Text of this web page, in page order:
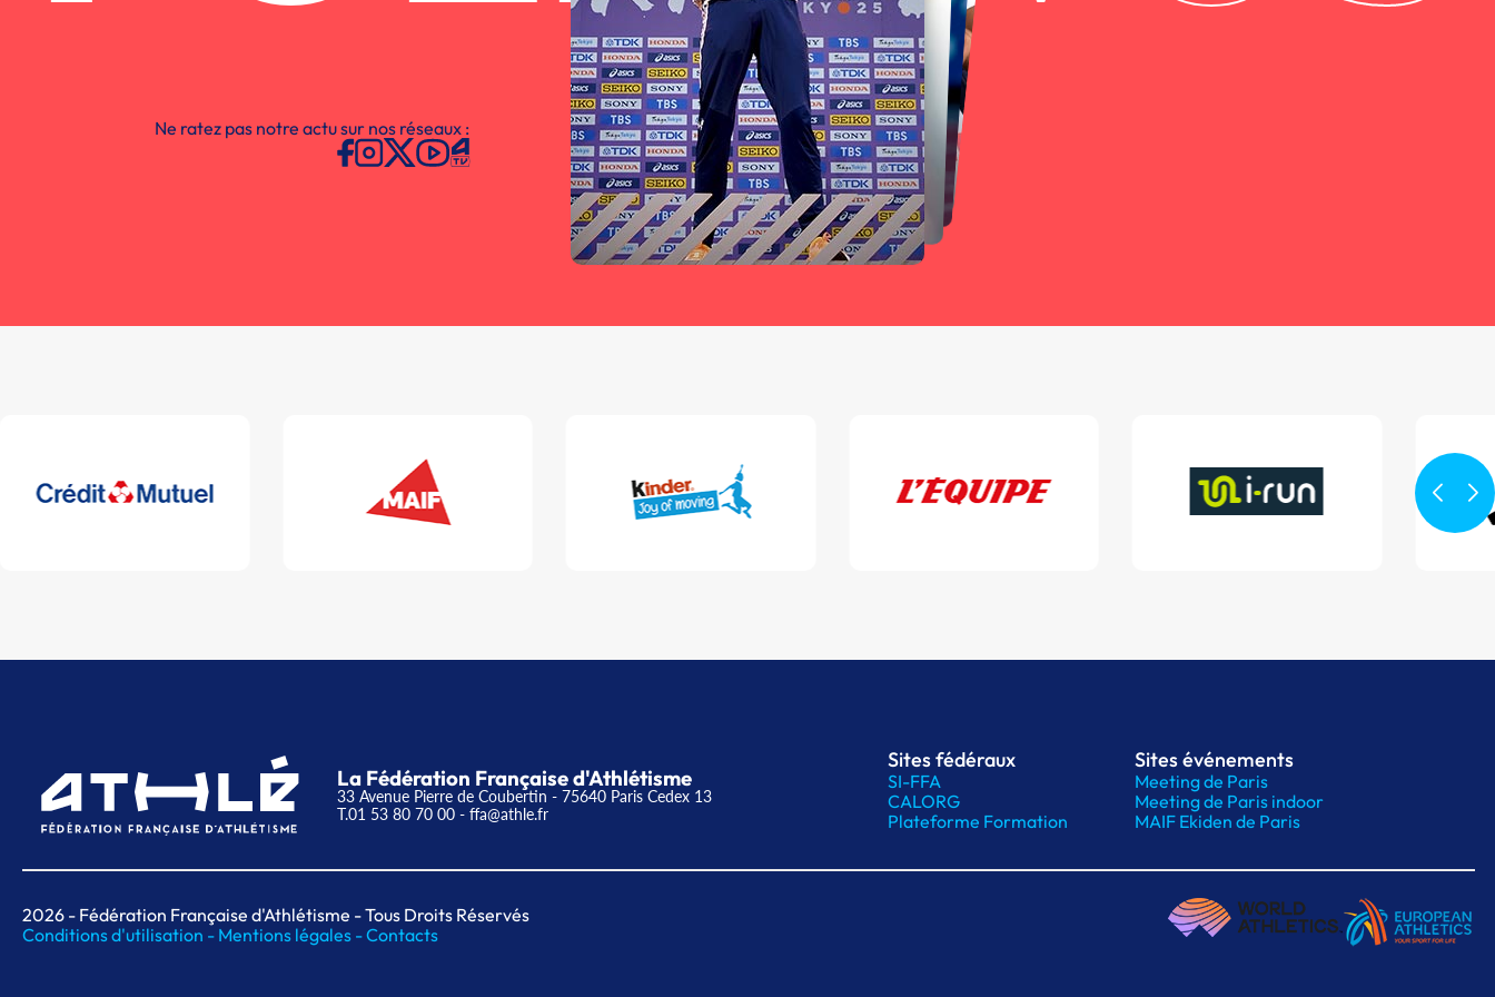
Ne ratez pas notre actu sur nos réseaux :
La Fédération Française d'Athlétisme
33 Avenue Pierre de Coubertin - 75640 Paris Cedex 13
T.01 53 80 70 00 - ffa@athle.fr
Sites fédéraux
SI-FFA
CALORG
Plateforme Formation
Sites événements
Meeting de Paris
Meeting de Paris indoor
MAIF Ekiden de Paris
2026 - Fédération Française d'Athlétisme - Tous Droits Réservés
Conditions d'utilisation - Mentions légales -Contacts